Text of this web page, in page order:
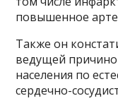
повышенное
Также он
ведущей
населения по
сердечно-